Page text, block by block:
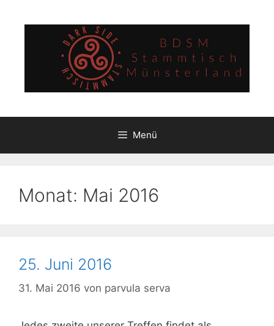
Inhalt
Menü
Monat: Mai 2016
25. Juni 2016
31. Mai 2016 von parvula serva